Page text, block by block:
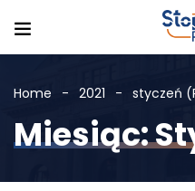
Home 2021 styczeń
Miesiąc: